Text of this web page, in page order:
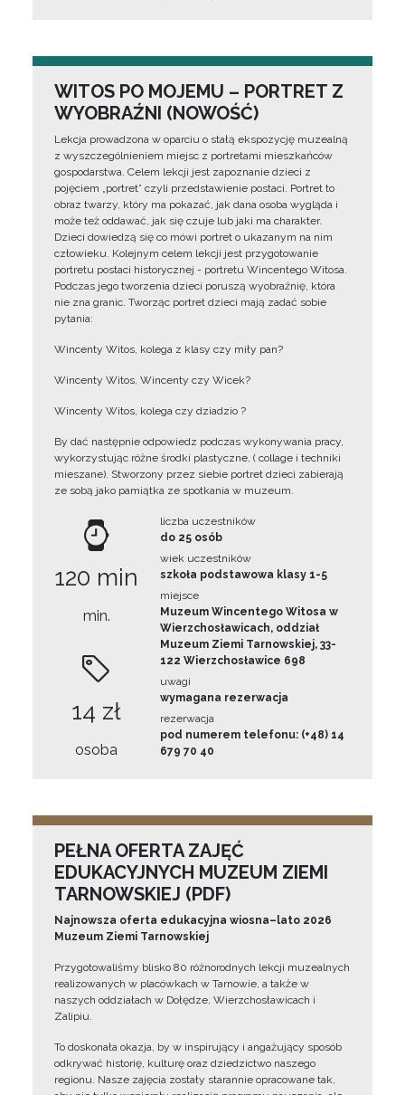
WITOS PO MOJEMU – PORTRET Z
WYOBRAŹNI (NOWOŚĆ)
Lekcja prowadzona w oparciu o stałą ekspozycję muzealną
z wyszczególnieniem miejsc z portretami mieszkańców
gospodarstwa. Celem lekcji jest zapoznanie dzieci z
pojęciem „portret” czyli przedstawienie postaci. Portret to
obraz twarzy, który ma pokazać, jak dana osoba wygląda i
może też oddawać, jak się czuje lub jaki ma charakter.
Dzieci dowiedzą się co mówi portret o ukazanym na nim
człowieku. Kolejnym celem lekcji jest przygotowanie
portretu postaci historycznej - portretu Wincentego Witosa.
Podczas jego tworzenia dzieci poruszą wyobraźnię, która
nie zna granic. Tworząc portret dzieci mają zadać sobie
pytania:
Wincenty Witos, kolega z klasy czy miły pan?
Wincenty Witos, Wincenty czy Wicek?
Wincenty Witos, kolega czy dziadzio ?
By dać następnie odpowiedz podczas wykonywania pracy,
wykorzystując różne środki plastyczne, ( collage i techniki
mieszane). Stworzony przez siebie portret dzieci zabierają
ze sobą jako pamiątka ze spotkania w muzeum.
120 min
min.
14 zł
osoba
liczba uczestników
do 25 osób
wiek uczestników
szkoła podstawowa klasy 1-5
miejsce
Muzeum Wincentego Witosa w
Wierzchosławicach, oddział
Muzeum Ziemi Tarnowskiej, 33-
122 Wierzchosławice 698
uwagi
wymagana rezerwacja
rezerwacja
pod numerem telefonu: (+48) 14
679 70 40
PEŁNA OFERTA ZAJĘĆ
EDUKACYJNYCH MUZEUM ZIEMI
TARNOWSKIEJ (PDF)
Najnowsza oferta edukacyjna wiosna–lato 2026
Muzeum Ziemi Tarnowskiej
Przygotowaliśmy blisko 80 różnorodnych lekcji muzealnych
realizowanych w placówkach w Tarnowie, a także w
naszych oddziałach w Dołędze, Wierzchosławicach i
Zalipiu.
To doskonała okazja, by w inspirujący i angażujący sposób
odkrywać historię, kulturę oraz dziedzictwo naszego
regionu. Nasze zajęcia zostały starannie opracowane tak,